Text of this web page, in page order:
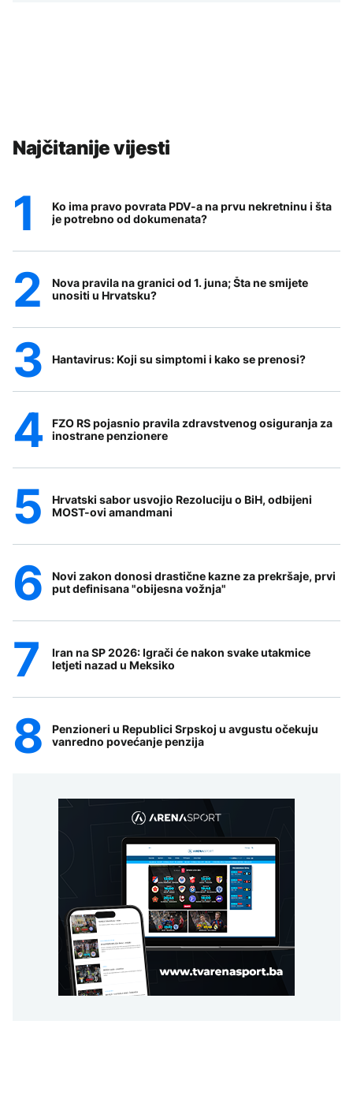
Najčitanije vijesti
Ko ima pravo povrata PDV-a na prvu nekretninu i šta
je potrebno od dokumenata?
Nova pravila na granici od 1. juna; Šta ne smijete
unositi u Hrvatsku?
Hantavirus: Koji su simptomi i kako se prenosi?
FZO RS pojasnio pravila zdravstvenog osiguranja za
inostrane penzionere
Hrvatski sabor usvojio Rezoluciju o BiH, odbijeni
MOST-ovi amandmani
Novi zakon donosi drastične kazne za prekršaje, prvi
put definisana "obijesna vožnja"
Iran na SP 2026: Igrači će nakon svake utakmice
letjeti nazad u Meksiko
Penzioneri u Republici Srpskoj u avgustu očekuju
vanredno povećanje penzija